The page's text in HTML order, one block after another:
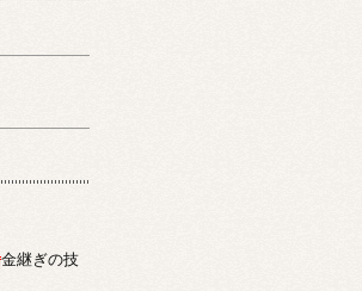
金継ぎの技